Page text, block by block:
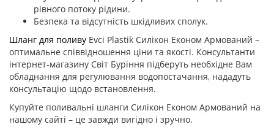
рівного потоку рідини.
Безпека та відсутність шкідливих сполук.
Шланг для поливу Evci Plastik Силікон Економ Армований –
оптимальне співвідношення ціни та якості. Консультанти
інтернет-магазину Світ Буріння підберуть необхідне Вам
обладнання для регулювання водопостачання, нададуть
консультацію щодо встановлення.
Купуйте поливальні шланги Силікон Економ Армований на
нашому сайті – це завжди вигідно і зручно.